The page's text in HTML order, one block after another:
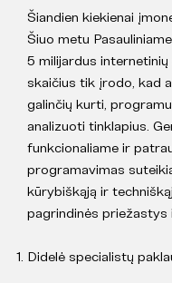
Šiandien kiekienai
Šiuo metu
5 milijardus
skaičius tik įrodo, kad
galinčių kurti,
analizuoti tinklapius.
funkcionaliame ir
programavimas
kūrybiškąją ir
pagrindinės
Didelė specialistų